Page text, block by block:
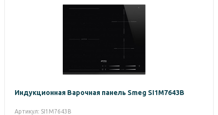
Индукционная Варочная панель Smeg SI1M7643B
Артикул: SI1M7643B